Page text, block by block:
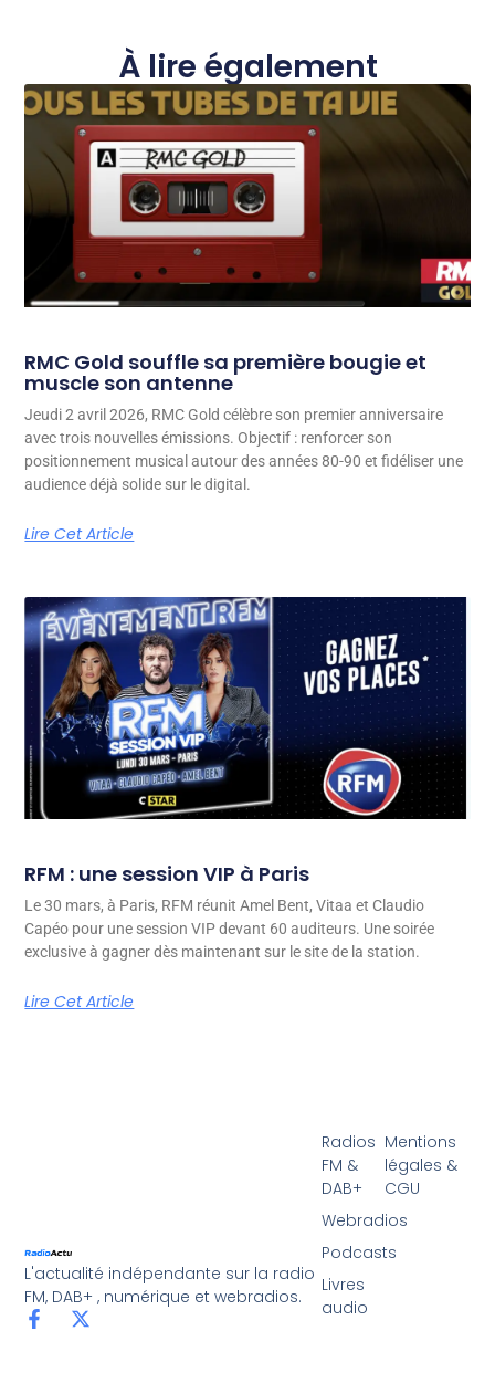
À lire également
RMC Gold souffle sa première bougie et
muscle son antenne
Jeudi 2 avril 2026, RMC Gold célèbre son premier anniversaire
avec trois nouvelles émissions. Objectif : renforcer son
positionnement musical autour des années 80-90 et fidéliser une
audience déjà solide sur le digital.
Lire Cet Article
RFM : une session VIP à Paris
Le 30 mars, à Paris, RFM réunit Amel Bent, Vitaa et Claudio
Capéo pour une session VIP devant 60 auditeurs. Une soirée
exclusive à gagner dès maintenant sur le site de la station.
Lire Cet Article
L'actualité indépendante sur la radio
FM, DAB+ , numérique et webradios.
Radios
FM &
DAB+
Webradios
Podcasts
Livres
audio
Mentions
légales &
CGU